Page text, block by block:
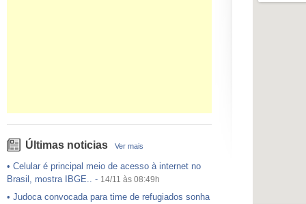
Últimas noticias Ver mais
• Celular é principal meio de acesso à internet no
Brasil, mostra IBGE.. - 14/11 às 08:49h
• Judoca convocada para time de refugiados sonha